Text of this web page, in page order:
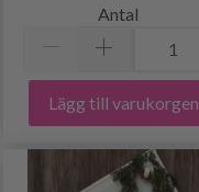
Antal
Lägg till varukorgen